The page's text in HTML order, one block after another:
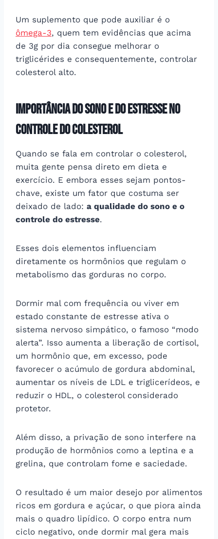
Um suplemento que pode auxiliar é o
ômega-3, quem tem evidências que acima
de 3g por dia consegue melhorar o
triglicérides e consequentemente, controlar
colesterol alto.
Importância do sono e do estresse no
controle do colesterol
Quando se fala em controlar o colesterol,
muita gente pensa direto em dieta e
exercício. E embora esses sejam pontos-
chave, existe um fator que costuma ser
deixado de lado: a qualidade do sono e o
controle do estresse.
Esses dois elementos influenciam
diretamente os hormônios que regulam o
metabolismo das gorduras no corpo.
Dormir mal com frequência ou viver em
estado constante de estresse ativa o
sistema nervoso simpático, o famoso “modo
alerta”. Isso aumenta a liberação de cortisol,
um hormônio que, em excesso, pode
favorecer o acúmulo de gordura abdominal,
aumentar os níveis de LDL e triglicerídeos, e
reduzir o HDL, o colesterol considerado
protetor.
Além disso, a privação de sono interfere na
produção de hormônios como a leptina e a
grelina, que controlam fome e saciedade.
O resultado é um maior desejo por alimentos
ricos em gordura e açúcar, o que piora ainda
mais o quadro lipídico. O corpo entra num
ciclo negativo, onde dormir mal gera mais